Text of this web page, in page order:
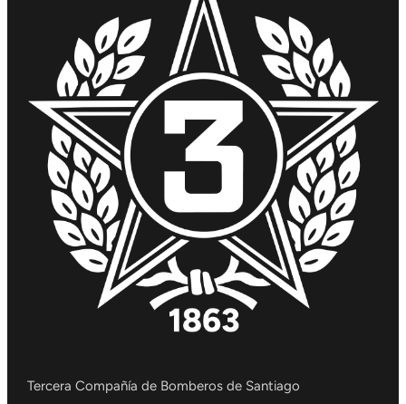
Tercera Compañía de Bomberos de Santiago